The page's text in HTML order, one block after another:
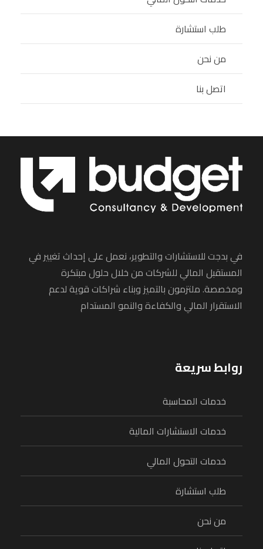
طلب استشارة
من نحن
اتصل بنا
في بدجت للاستشارات والتطوير، نعمل على إحداث تغيير في
المستقبل المالي للشركات من خلال حلول مبتكرة
ومخصصة. ملتزمون بالتميز وبناء شراكات قوية لدعم
الاستقرار المالي والكفاءة والنمو المستدام
روابط سريعة
خدمات المحاسبة
خدمات الاستشارات المالية
خدمات التحول المالي
طلب استشارة
من نحن